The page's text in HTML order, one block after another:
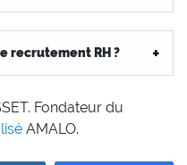
recrutement RH ?
Fondateur du
AMALO.